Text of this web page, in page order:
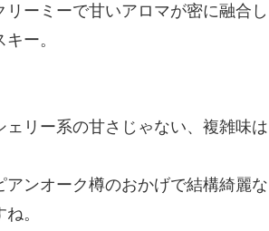
ーミーで甘いアロマが密に融合し
ー。
リー系の甘さじゃない、複雑味は
ンオーク樽のおかげで結構綺麗な
。